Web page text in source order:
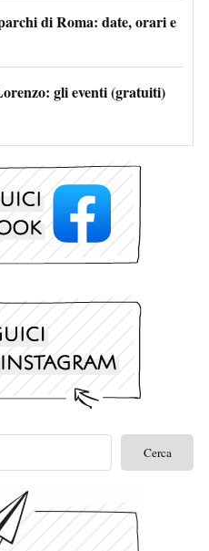
di Roma: date, orari e
gli eventi (gratuiti)